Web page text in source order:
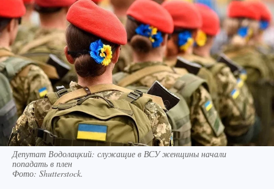
Депутат Водолацкий: служащие в ВСУ женщины начали
попадать в плен
Фото: Shutterstock.